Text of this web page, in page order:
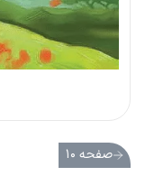
صفحه ۱۰